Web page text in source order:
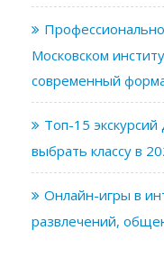
Московском
современный
Топ-15
выбрать классу в
Онлайн-игры в
развлечений,